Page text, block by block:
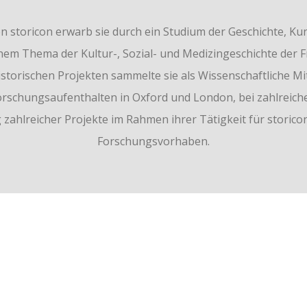
erwarb sie durch ein Studium der Geschichte,
Thema der Kultur-, Sozial- und Medizingeschichte der
Projekten sammelte sie als Wissenschaftliche
in Oxford und London, bei
Projekte im Rahmen ihrer Tätigkeit für
Forschungsvorhaben.